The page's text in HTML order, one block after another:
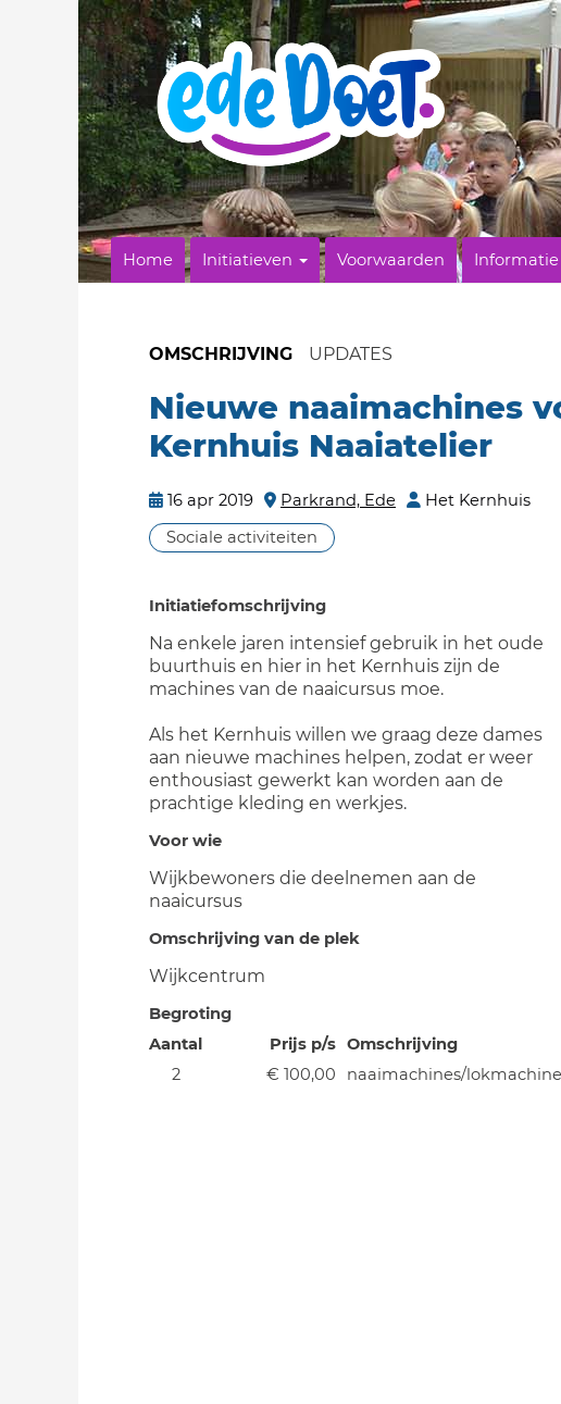
Home Initiatieven Voorwaarden Informatie
OMSCHRIJVING UPDATES
Nieuwe naaimachines
Kernhuis Naaiatelier
16 apr 2019 Parkrand, Ede
Het Kernhuis
Sociale activiteiten
Initiatiefomschrijving
Na enkele jaren intensief gebruik in het oude
buurthuis en hier in het Kernhuis zijn de
machines van de naaicursus moe.
Als het Kernhuis willen we graag deze dames
aan nieuwe machines helpen, zodat er weer
enthousiast gewerkt kan worden aan de
prachtige kleding en werkjes.
Voor wie
Wijkbewoners die deelnemen aan de
naaicursus
Omschrijving van de plek
Wijkcentrum
Begroting
Aantal
Prijs p/s Omschrijving
2
€ 100,00 naaimachines/